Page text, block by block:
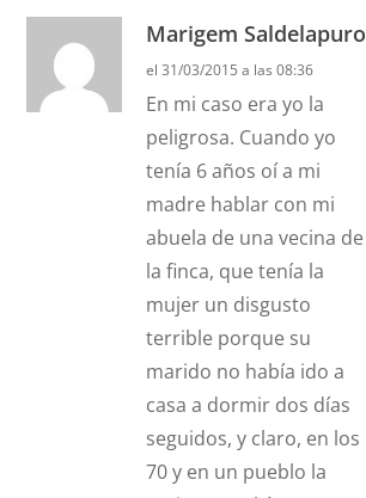
Marigem Saldelapuro
el 31/03/2015 a las 08:36
En mi caso era yo la
peligrosa. Cuando yo
tenía 6 años oí a mi
madre hablar con mi
abuela de una vecina de
la finca, que tenía la
mujer un disgusto
terrible porque su
marido no había ido a
casa a dormir dos días
seguidos, y claro, en los
70 y en un pueblo la